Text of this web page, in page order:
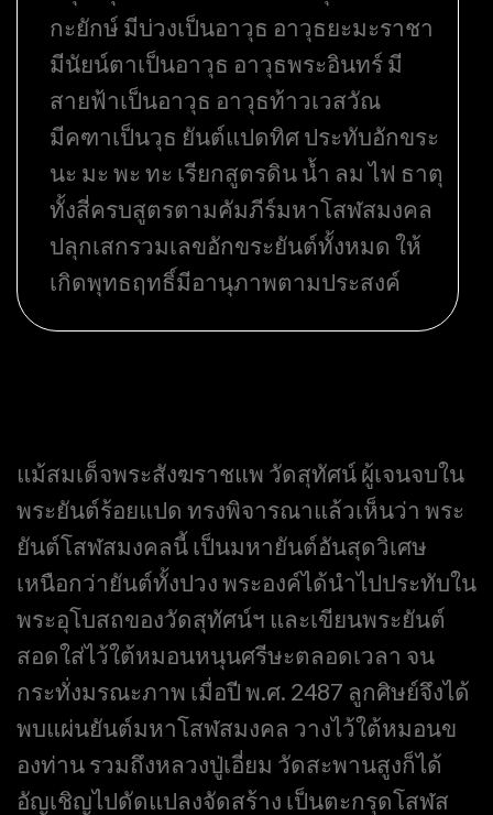
กะยักษ์ มีบ่วงเป็นอาวุธ อาวุธยะมะราชา
มีนัยน์ตาเป็นอาวุธ อาวุธพระอินทร์ มี
สายฟ้าเป็นอาวุธ อาวุธท้าวเวสวัณ
มีคฑาเป็นวุธ ยันต์แปดทิศ ประทับอักขระ
นะ มะ พะ ทะ เรียกสูตรดิน น้ำ ลม ไฟ ธาตุ
ทั้งสี่ครบสูตรตามคัมภีร์มหาโสฬสมงคล
ปลุกเสกรวมเลขอักขระยันต์ทั้งหมด ให้
เกิดพุทธฤทธิ์มีอานุภาพตามประสงค์
แม้สมเด็จพระสังฆราชแพ วัดสุทัศน์ ผู้เจนจบใน
พระยันต์ร้อยแปด ทรงพิจารณาแล้วเห็นว่า พระ
ยันต์โสฬสมงคลนี้ เป็นมหายันต์อันสุดวิเศษ
เหนือกว่ายันต์ทั้งปวง พระองค์ได้นำไปประทับใน
พระอุโบสถของวัดสุทัศน์ฯ และเขียนพระยันต์
สอดใส่ไว้ใต้หมอนหนุนศรีษะตลอดเวลา จน
กระทั่งมรณะภาพ เมื่อปี พ.ศ. 2487 ลูกศิษย์จึงได้
พบแผ่นยันต์มหาโสฬสมงคล วางไว้ใต้หมอนข
องท่าน รวมถึงหลวงปู่เอี่ยม วัดสะพานสูงก็ได้
อัญเชิญไปดัดแปลงจัดสร้าง เป็นตะกรุดโสฬส